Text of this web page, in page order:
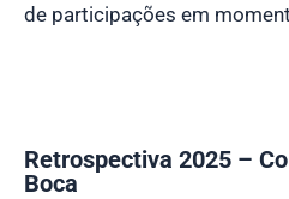
de participações em
Retrospectiva 2025 –
Boca